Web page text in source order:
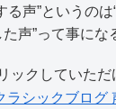
声”というのは
声”って事にな
ックしていただ